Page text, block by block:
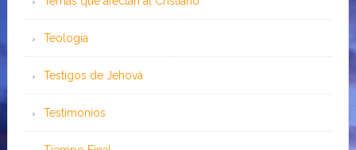
Teología
Testigos de Jehová
Testimonios